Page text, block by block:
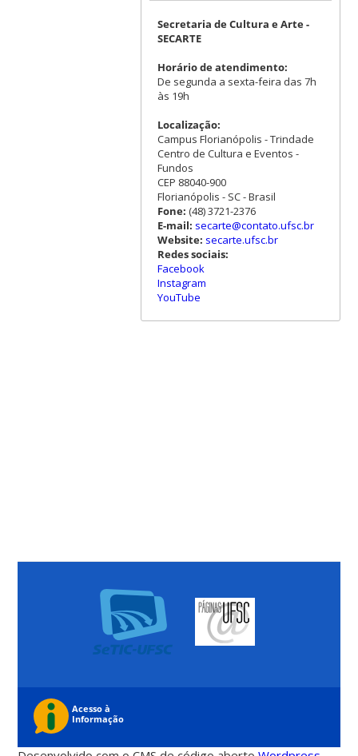
Secretaria de Cultura e Arte -
SECARTE
Horário de atendimento:
De segunda a sexta-feira das 7h
às 19h
Localização:
Campus Florianópolis - Trindade
Centro de Cultura e Eventos -
Fundos
CEP 88040-900
Florianópolis - SC - Brasil
Fone: (48) 3721-2376
E-mail: secarte@contato.ufsc.br
Website: secarte.ufsc.br
Redes sociais:
Facebook
Instagram
YouTube